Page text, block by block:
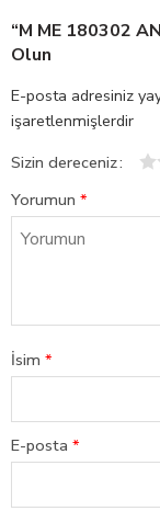
“M ME 180302
Olun
E-posta adresiniz
işaretlenmişlerdir
Sizin dereceniz
Yorumun *
İsim *
E-posta *